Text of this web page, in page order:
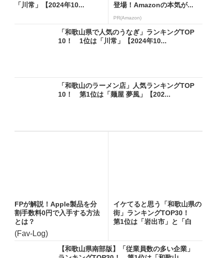
「川常」【2024年10... 登場！Amazonの本気が...
PR(Amazon)
「和歌山県で人気のうなぎ」ランキングTOP
10！ 1位は「川常」【2024年10...
「和歌山のラーメン店」人気ランキングTOP
10！ 第1位は「麺屋 夢風」【202...
FPが解説！Apple製品を分
割手数料0円で入手する方法
とは？
(Fav-Log)
イケてると思う「和歌山県の
街」ランキングTOP30！
第1位は「岩出市」と「白
【和歌山県南部版】「従業員数の多い企業」